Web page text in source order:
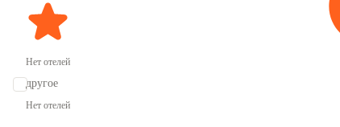
Нет отелей
другое
Нет отелей